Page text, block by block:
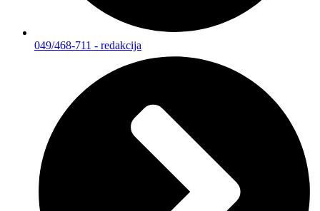
049/468-711 - redakcija